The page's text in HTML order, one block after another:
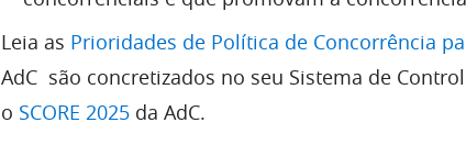
Leia as Prioridades de Política de Concorrência
AdC são concretizados no seu Sistema de
o SCORE 2025 da AdC.